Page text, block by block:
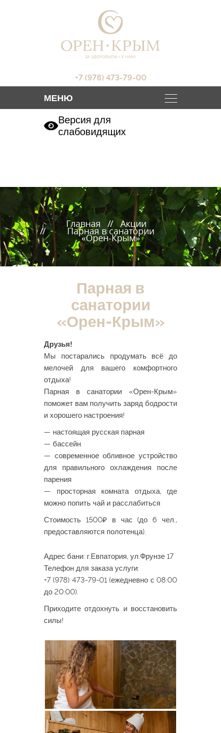
+7 (978) 473-79-00
Версия для
слабовидящих
Главная Акции
Парная в санатории
«Орен-Крым»
Парная в
санатории
«Орен-Крым»
Друзья!
Мы постарались продумать всё до
мелочей для вашего комфортного
отдыха!
Парная в санатории «Орен-Крым»
поможет вам получить заряд бодрости
и хорошего настроения!
— настоящая русская парная
— бассейн
— современное обливное устройство
для правильного охлаждения после
парения
— просторная комната отдыха, где
можно попить чай и расслабиться
Стоимость 1500₽ в час (до 6 чел.,
предоставляются полотенца).
Адрес бани: г.Евпатория, ул.Фрунзе 17
Телефон для заказа услуги:
+7 (978) 473-79-01 (ежедневно с 08:00
до 20:00).
Приходите отдохнуть и восстановить
силы!